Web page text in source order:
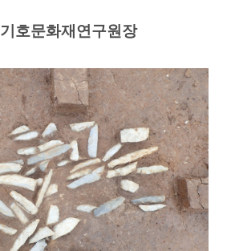
기호문화재연구원장